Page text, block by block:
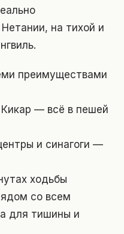
на тихой и
преимуществами
— всё в пешей
и синагоги —
ходьбы
со всем
для тишины и